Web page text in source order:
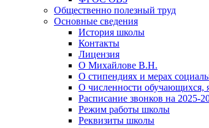
Общественно полезный труд
Основные сведения
История школы
Контакты
Лицензия
О Михайлове В.Н.
О стипендиях и мерах
О численности
Расписание звонков на 2025-
Режим работы школы
Реквизиты школы